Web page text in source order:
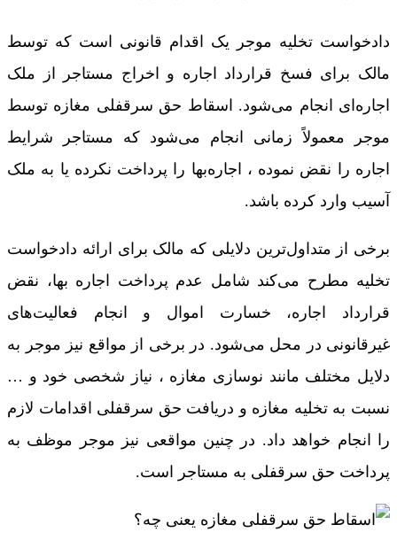
دادخواست تخلیه موجر یک اقدام قانونی است که توسط
مالک برای فسخ قرارداد اجاره و اخراج مستاجر از ملک
اجاره‌ای انجام می‌شود. اسقاط حق سرقفلی مغازه توسط
موجر معمولاً زمانی انجام می‌شود که مستاجر شرایط
اجاره را نقض نموده ، اجاره‌بها را پرداخت نکرده یا به ملک
آسیب وارد کرده باشد.
برخی از متداول‌ترین دلایلی که مالک برای ارائه دادخواست
تخلیه مطرح می‌کند شامل عدم پرداخت اجاره بها، نقض
قرارداد اجاره، خسارت اموال و انجام فعالیت‌های
غیرقانونی در محل می‌شود. در برخی از مواقع نیز موجر به
دلایل مختلف مانند نوسازی مغازه ، نیاز شخصی خود و …
نسبت به تخلیه مغازه و دریافت حق سرقفلی اقدامات لازم
را انجام خواهد داد. در چنین مواقعی نیز موجر موظف به
پرداخت حق سرقفلی به مستاجر است.